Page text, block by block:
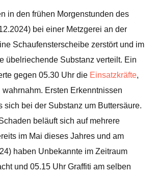
in den frühen Morgenstunden des
bei einer Metzgerei an der
Schaufensterscheibe zerstört und im
übelriechende Substanz verteilt. Ein
gegen 05.30 Uhr die Einsatzkräfte,
Ersten Erkenntnissen
sich bei der Substanz um Buttersäure.
beläuft sich auf mehrere
im Mai dieses Jahres und am
haben Unbekannte im Zeitraum
und 05.15 Uhr Graffiti am selben